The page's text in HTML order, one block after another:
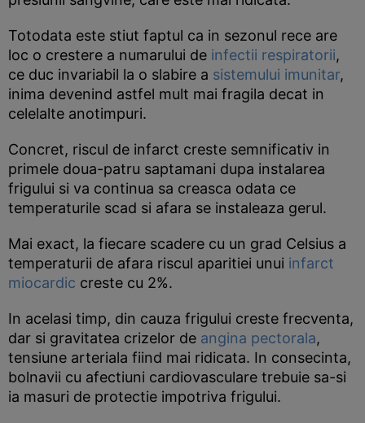
Totodata este stiut faptul ca in sezonul rece are
loc o crestere a numarului de infectii respiratorii,
ce duc invariabil la o slabire a sistemului imunitar,
inima devenind astfel mult mai fragila decat in
celelalte anotimpuri.
Concret, riscul de infarct creste semnificativ in
primele doua-patru saptamani dupa instalarea
frigului si va continua sa creasca odata ce
temperaturile scad si afara se instaleaza gerul.
Mai exact, la fiecare scadere cu un grad Celsius a
temperaturii de afara riscul aparitiei unui infarct
miocardic creste cu 2%.
In acelasi timp, din cauza frigului creste frecventa,
dar si gravitatea crizelor de angina pectorala,
tensiune arteriala fiind mai ridicata. In consecinta,
bolnavii cu afectiuni cardiovasculare trebuie sa-si
ia masuri de protectie impotriva frigului.